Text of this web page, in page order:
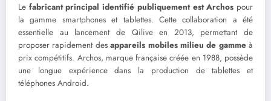
Le fabricant principal identifié publiquement est Archos pour
la gamme smartphones et tablettes. Cette collaboration a été
essentielle au lancement de Qilive en 2013, permettant de
proposer rapidement desappareils mobiles milieu de gammeà
prix compétitifs. Archos, marque française créée en 1988, possède
une longue expérience dans la production de tablettes et
téléphones Android.